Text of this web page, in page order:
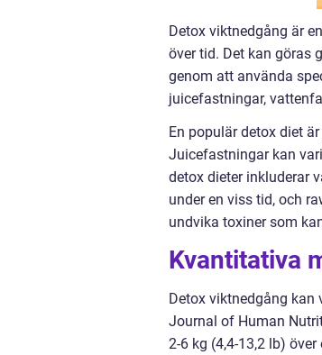
Detox viktnedgång är
över tid. Det kan göras
genom att använda
juicefastningar,
En populär detox diet
Juicefastningar kan
detox dieter inkluderar
under en viss tid, och
undvika toxiner som
Kvantitativa
Detox viktnedgång
Journal of Human
2-6 kg (4,4-13,2 lb)